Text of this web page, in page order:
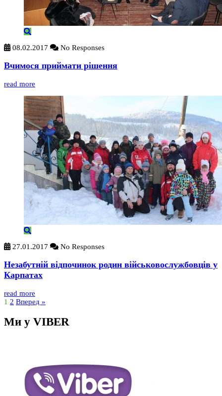
08.02.2017 No Responses
Вчимося приймати рішення
read more
27.01.2017 No Responses
Незабутній відпочинок родин військовослужбовців у
Карпатах
read more
1 2 Вперед »
Ми у VIBER